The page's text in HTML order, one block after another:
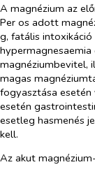
A magnézium az
Per os adott
g, fatális
magnéziumbevitel,
magas
fogyasztása
esetén
esetleg hasmenés
kell.
Az akut